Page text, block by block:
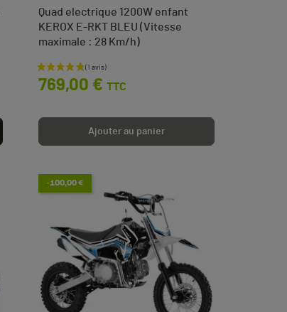
Quad electrique 1200W enfant
KEROX E-RKT BLEU (Vitesse
maximale : 28 Km/h)
Prix
769,00 € TTC
Ajouter au panier
-100,00 €